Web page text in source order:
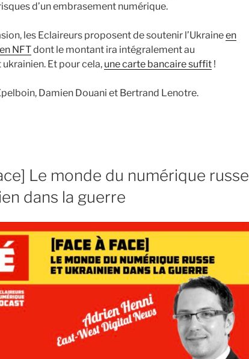
d’un embrasement numérique.
les Eclaireurs proposent de soutenir l’Ukraineen
NFTdont le montant ira intégralement au
Et pour cela, une carte bancaire suffit !
Damien Douani et Bertrand Lenotre.
Le monde du numérique russe
dans la guerre